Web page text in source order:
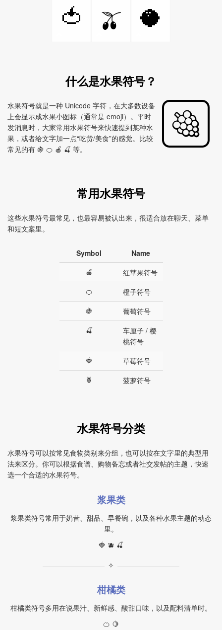
🍅 🫒 🥥
什么是水果符号？
水果符号就是一种 Unicode 字符，在大多数设备
上会显示成水果小图标（通常是 emoji）。平时
发消息时，大家常用水果符号来快速提到某种水
果，或者给文字加一点“吃货/美食”的感觉。比较
常见的有 🍇 🍊 🍎 🍒 等。
常用水果符号
这些水果符号最常见，也最容易被认出来，很适合放在聊天、菜单
和短文案里。
Symbol
Name
🍎
红苹果符号
🍊
橙子符号
🍇
葡萄符号
🍒
车厘子 / 樱
桃符号
🍓
草莓符号
🍍
菠萝符号
水果符号分类
水果符号可以按常见食物类别来分组，也可以按在文字里的典型用
法来区分。你可以根据食谱、购物备忘或者社交发帖的主题，快速
选一个合适的水果符号。
浆果类
浆果类符号常用于奶昔、甜品、早餐碗，以及各种水果主题的动态
里。
🍓 🫐 🍒
✧
柑橘类
柑橘类符号多用在说果汁、新鲜感、酸甜口味，以及配料清单时。
🍊 🍋